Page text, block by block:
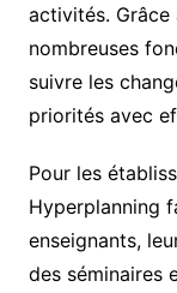
activités.
nombreuses
suivre les
priorités avec
Pour les
Hyperplanning
enseignants,
des séminaires